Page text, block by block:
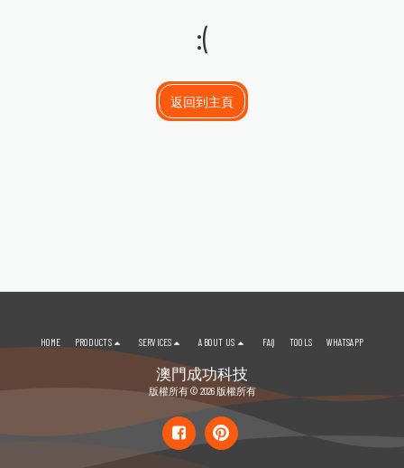
:(
返回到主頁
澳門成功科技
版權所有 © 2026 版權所有
HOME PRODUCTS SERVICES ABOUT US FAQ TOOLS WHATSAPP